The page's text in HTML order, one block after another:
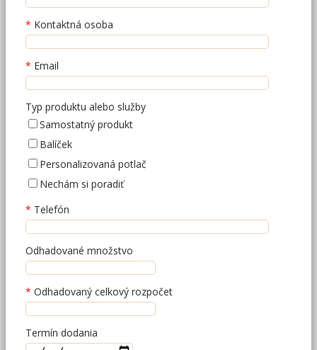
Kontaktná osoba
Email
Typ produktu alebo služby
Samostatný produkt
Balíček
Personalizovaná potlač
Nechám si poradiť
Telefón
Odhadované množstvo
Odhadovaný celkový rozpočet
Termín dodania